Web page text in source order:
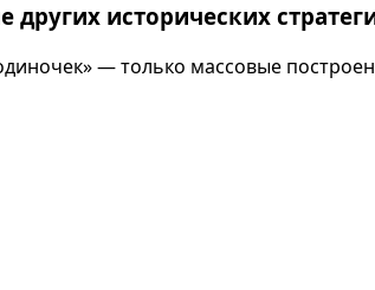
исторических
— только массовые